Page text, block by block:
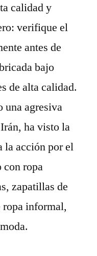
calidad y
verifique el
antes de
bajo
de alta calidad.
una agresiva
ha visto la
la acción por el
con ropa
zapatillas de
ropa informal,